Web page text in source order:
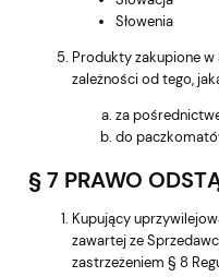
Słowenia
Produkty zakupione
zależności od tego,
za
do
§ 7 PRAWO
Kupujący
zawartej ze
zastrzeżeniem § 8